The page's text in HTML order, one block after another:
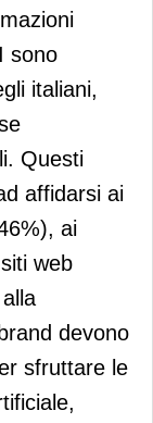
sono
italiani,
Questi
affidarsi ai
ai
web
devono
sfruttare le